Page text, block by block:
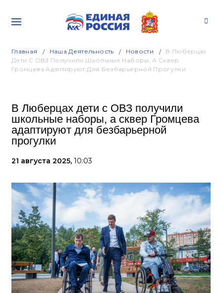
Главная Наша Деятельность Новости
В Люберцах
Дети С ОВЗ Получили Школьные Наборы, А Сквер
Громцева Адаптируют Для Безбарьерной Прогулки
В Люберцах дети с ОВЗ получили
школьные наборы, а сквер Громцева
адаптируют для безбарьерной
прогулки
21 августа 2025, 10:03